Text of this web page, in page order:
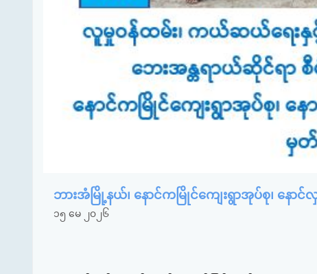
ဘားအံမြို့နယ်၊ နောင်ကမြိုင်ကျေးရွာအုပ်စု၊ နော
၁၅ မေ ၂၀၂၆